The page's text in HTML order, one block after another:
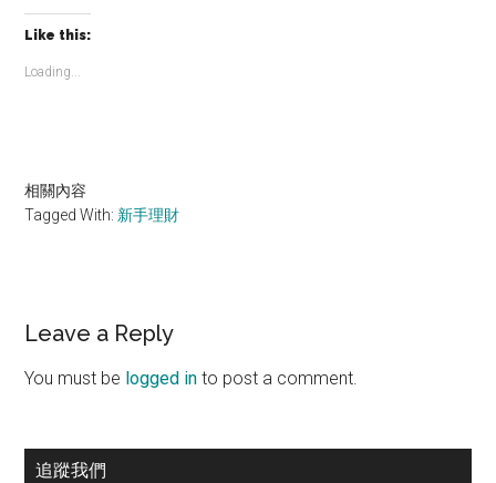
Like this:
Loading...
相關內容
Tagged With: 新手理財
Reader
Interactions
Leave a Reply
You must be logged in to post a comment.
Primary
追蹤我們